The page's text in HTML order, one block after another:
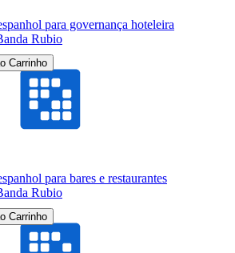
para governança hoteleira
Rubio
Carrinho
para bares e restaurantes
Rubio
Carrinho